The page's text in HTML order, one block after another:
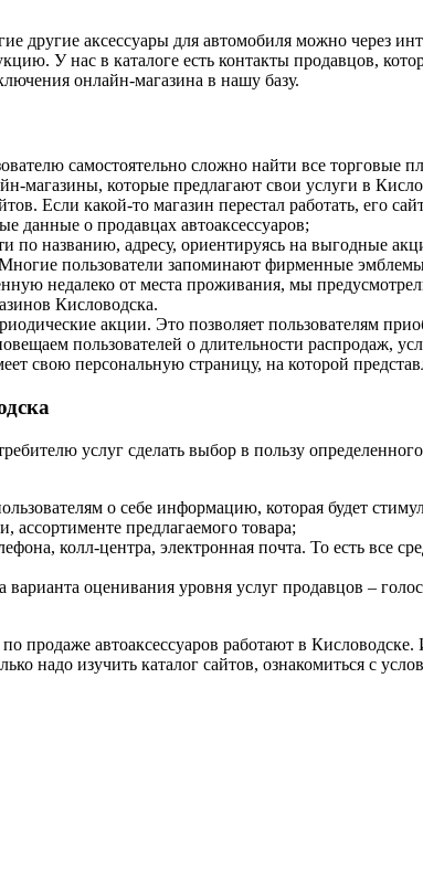
другие аксессуары для автомобиля можно через
У нас в каталоге есть контакты продавцов,
онлайн-магазина в нашу базу.
самостоятельно сложно найти все
магазины, которые предлагают свои услуги в
Если какой-то магазин перестал работать, его
данные о продавцах автоаксессуаров;
названию, адресу, ориентируясь на выгодные
пользователи запоминают фирменные
недалеко от места проживания, мы
Кисловодска.
акции. Это позволяет пользователям
пользователей о длительности распродаж,
свою персональную страницу, на которой
услуг сделать выбор в пользу
о себе информацию, которая будет
ассортименте предлагаемого товара;
колл-центра, электронная почта. То есть все
оценивания уровня услуг продавцов –
продаже автоаксессуаров работают в
надо изучить каталог сайтов, ознакомиться с